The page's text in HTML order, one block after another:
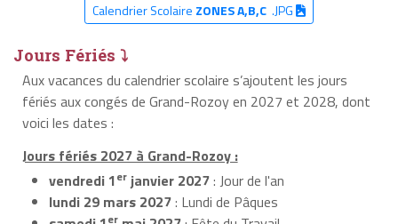
Calendrier Scolaire ZONES A,B,C.JPG
Jours Fériés ⤵
Aux vacances du calendrier scolaire s’ajoutent les jours
fériés aux congés de Grand-Rozoy en 2027 et 2028, dont
voici les dates :
Jours fériés 2027 à Grand-Rozoy :
vendredi 1er janvier 2027: Jour de l'an
lundi 29 mars 2027: Lundi de Pâques
er